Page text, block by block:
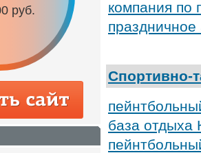
компания
Спортивно-
база отдыха
от 6500 руб.
от